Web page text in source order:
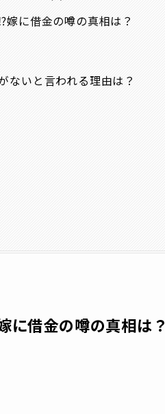
に借金の噂の真相は？
ないと言われる理由は？
に借金の噂の真相は？